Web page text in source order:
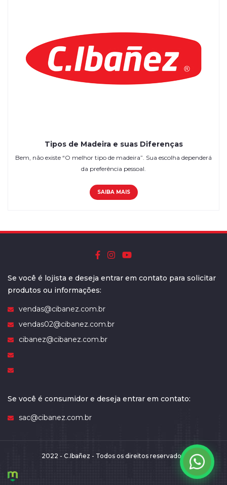
Tipos de Madeira e suas Diferenças
Bem, não existe “O melhor tipo de madeira”. Sua escolha dependerá
da preferência pessoal.
SAIBA MAIS
Se você é lojista e deseja entrar em contato para solicitar
produtos ou informações:
vendas@cibanez.com.br
vendas02@cibanez.com.br
cibanez@cibanez.com.br
Se você é consumidor e deseja entrar em contato:
sac@cibanez.com.br
2022 - C.Ibañez - Todos os direitos reservados.